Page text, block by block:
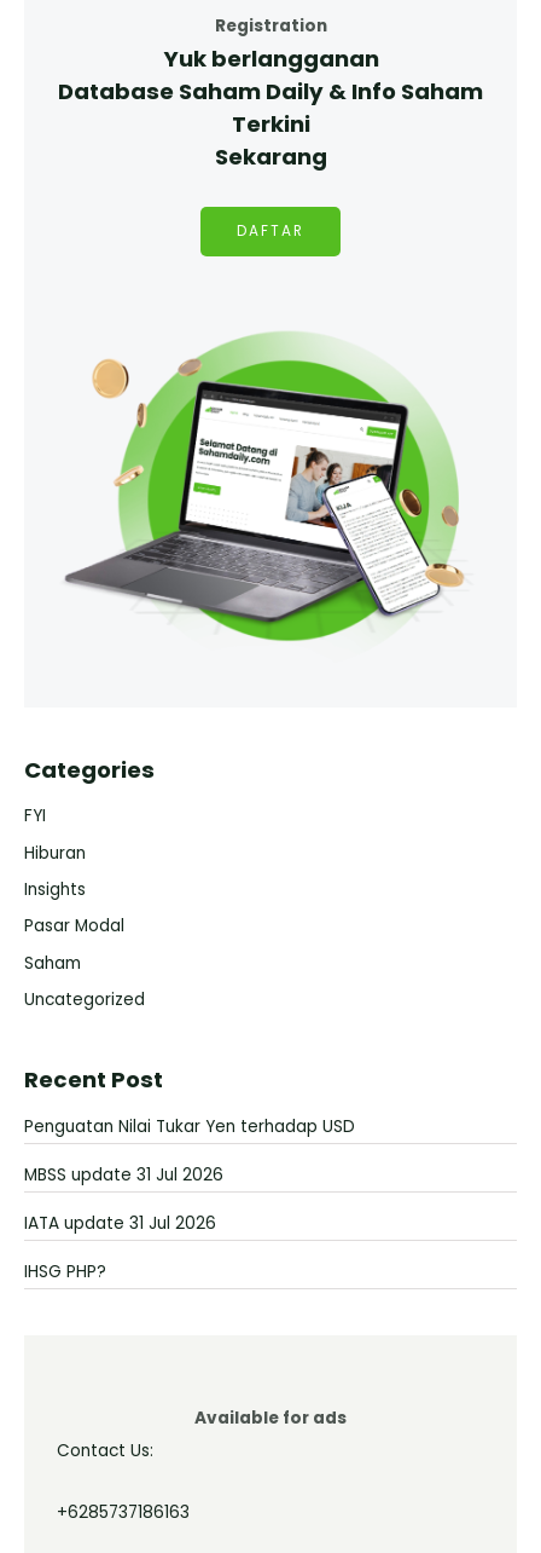
Registration
Yuk berlangganan
Database Saham Daily & Info Saham
Terkini
Sekarang
DAFTAR
Categories
FYI
Hiburan
Insights
Pasar Modal
Saham
Uncategorized
Recent Post
Penguatan Nilai Tukar Yen terhadap USD
MBSS update 31 Jul 2026
IATA update 31 Jul 2026
IHSG PHP?
Available for ads
Contact Us:
+6285737186163